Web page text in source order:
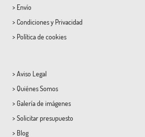
> Envío
> Condicionesy Privacidad
> Política de cookies
> Aviso Legal
> Quiénes Somos
> Galería de imágenes
> Solicitar presupuesto
> Blog